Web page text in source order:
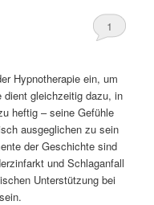
1
Hypnotherapie ein, um
dient gleichzeitig dazu, in
heftig – seine Gefühle
ausgeglichen zu sein
der Geschichte sind
und Schlaganfall
Unterstützung bei